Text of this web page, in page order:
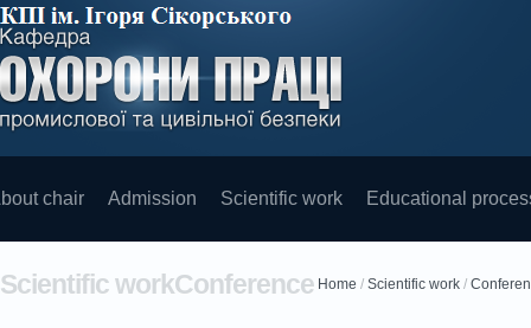
chair Admission Scientific work Educational
Home / Scientific work /
Scientific workConference